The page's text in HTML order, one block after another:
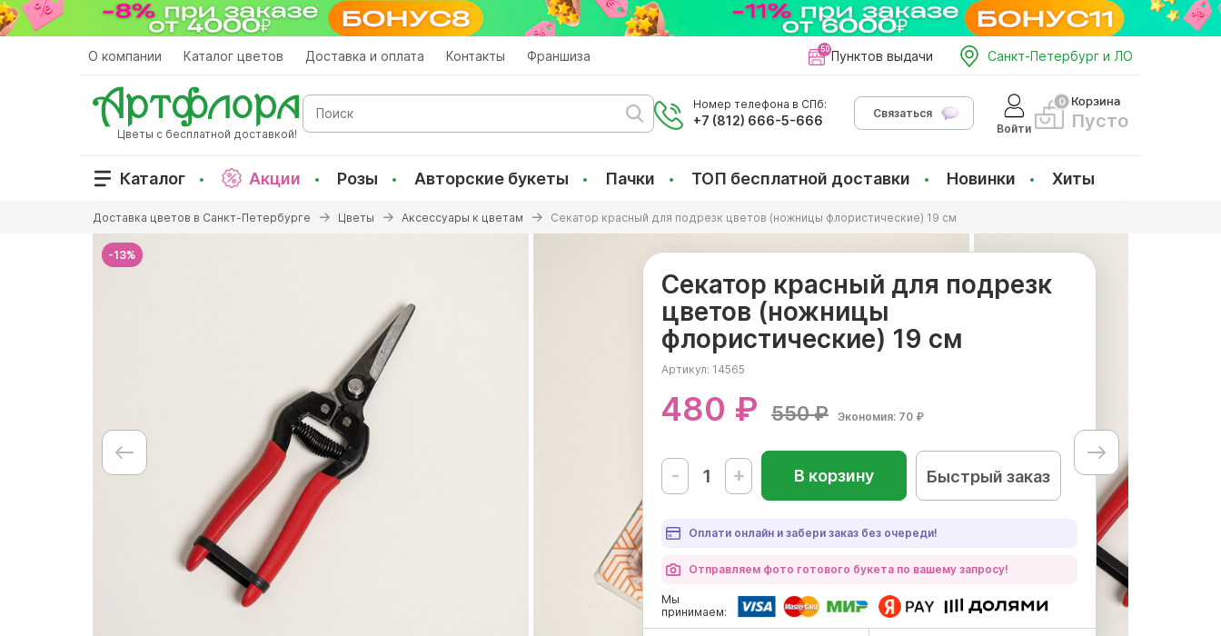
Перейти
к
О компании Каталог цветов Доставка и оплата Контакты Франшиза Пунктов выдачи Санкт-Петербург и ЛО
Цветы с бесплатной доставкой!
Поиск
Номер телефона в СПб:
+7 (812) 666-5-666
Связаться
Войти
Корзина
Пусто
Каталог Акции Розы Авторские букеты Пачки ТОП бесплатной доставки Новинки Хиты
здесь
Доставка цветов в Санкт-Петербурге Цветы Аксессуары к цветам Секатор красный для подрезк цветов (ножницы флористические) 19 см
-13%
Секатор красный для подрезк
цветов (ножницы
флористические) 19 см
Артикул: 14565
480 ₽ 550 ₽ Экономия: 70 ₽
- + В корзину Быстрый заказ
Оплати онлайн и забери заказ без очереди!
Отправляем фото готового букета по вашему запросу!
Мы
принимаем: